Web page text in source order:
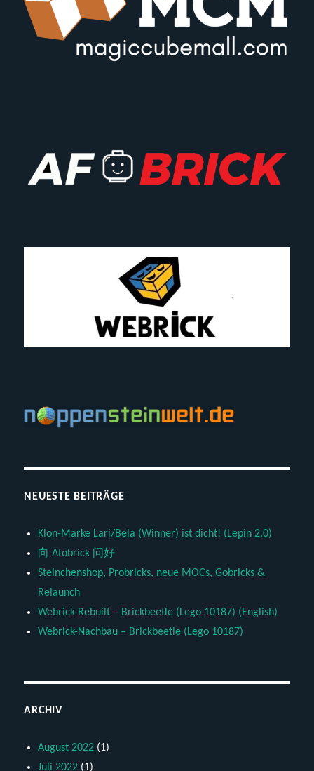
NEUESTE BEITRÄGE
Klon-Marke Lari/Bela (Winner) ist dicht! (Lepin 2.0)
向 Afobrick 问好
Steinchenshop, Probricks, neue MOCs, Gobricks &
Relaunch
Webrick-Rebuilt – Brickbeetle (Lego 10187) (English)
Webrick-Nachbau – Brickbeetle (Lego 10187)
ARCHIV
August 2022 (1)
Juli 2022 (1)